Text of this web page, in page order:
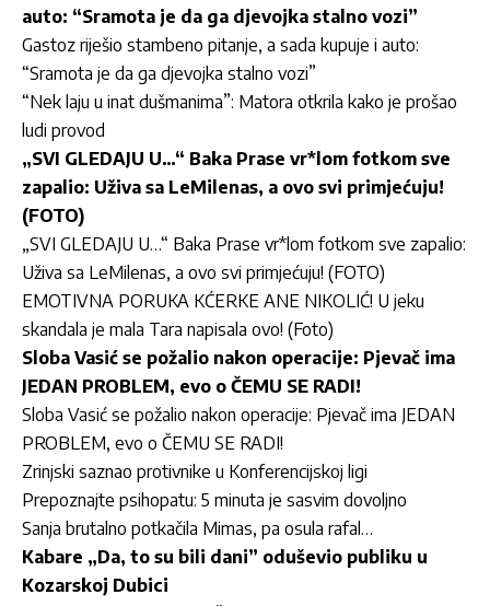
auto: “Sramota je da ga djevojka stalno vozi”
Gastoz riješio stambeno pitanje, a sada kupuje i auto:
“Sramota je da ga djevojka stalno vozi”
“Nek laju u inat dušmanima”: Matora otkrila kako je prošao
ludi provod
„SVI GLEDAJU U…“ Baka Prase vr*lom fotkom sve
zapalio: Uživa sa LeMilenas, a ovo svi primjećuju!
(FOTO)
„SVI GLEDAJU U…“ Baka Prase vr*lom fotkom sve zapalio:
Uživa sa LeMilenas, a ovo svi primjećuju! (FOTO)
EMOTIVNA PORUKA KĆERKE ANE NIKOLIĆ! U jeku
skandala je mala Tara napisala ovo! (Foto)
Sloba Vasić se požalio nakon operacije: Pjevač ima
JEDAN PROBLEM, evo o ČEMU SE RADI!
Sloba Vasić se požalio nakon operacije: Pjevač ima JEDAN
PROBLEM, evo o ČEMU SE RADI!
Zrinjski saznao protivnike u Konferencijskoj ligi
Prepoznajte psihopatu: 5 minuta je sasvim dovoljno
Sanja brutalno potkačila Mimas, pa osula rafal…
Kabare „Da, to su bili dani” oduševio publiku u
Kozarskoj Dubici